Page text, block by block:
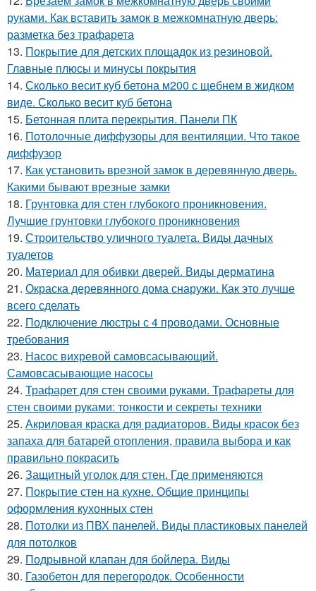
руками. Как вставить замок в межкомнатную дверь:
разметка без трафарета
13. Покрытие для детских площадок из резиновой.
Главные плюсы и минусы покрытия
14. Сколько весит куб бетона м200 с щебнем в жидком
виде. Сколько весит куб бетона
15. Бетонная плита перекрытия. Панели ПК
16. Потолочные диффузоры для вентиляции. Что такое
диффузор
17. Как установить врезной замок в деревянную дверь.
Какими бывают врезные замки
18. Грунтовка для стен глубокого проникновения.
Лучшие грунтовки глубокого проникновения
19. Строительство уличного туалета. Виды дачных
туалетов
20. Материал для обивки дверей. Виды дерматина
21. Окраска деревянного дома снаружи. Как это лучше
всего сделать
22. Подключение люстры с 4 проводами. Основные
требования
23. Насос вихревой самовсасывающий.
Самовсасывающие насосы
24. Трафарет для стен своими руками. Трафареты для
стен своими руками: тонкости и секреты техники
25. Акриловая краска для радиаторов. Виды красок без
запаха для батарей отопления, правила выбора и как
правильно покрасить
26. Защитный уголок для стен. Где применяются
27. Покрытие стен на кухне. Общие принципы
оформления кухонных стен
28. Потолки из ПВХ панелей. Виды пластиковых панелей
для потолков
29. Подрывной клапан для бойлера. Виды
30. Газобетон для перегородок. Особенности